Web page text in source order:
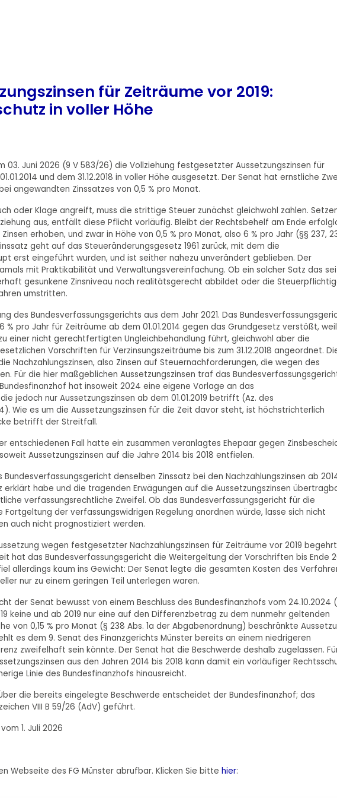
für Zeiträume vor 2019:
in voller Höhe
03. Juni 2026 (9 V 583/26) die Vollziehung festgesetzter Aussetzungszinsen für
und dem 31.12.2018 in voller Höhe ausgesetzt. Der Senat hat ernstliche
angewandten Zinssatzes von 0,5 % pro Monat.
oder Klage angreift, muss die strittige Steuer zunächst gleichwohl zahlen.
aus, entfällt diese Pflicht vorläufig. Bleibt der Rechtsbehelf am Ende
erhoben, und zwar in Höhe von 0,5 % pro Monat, also 6 % pro Jahr (§§ 237,
geht auf das Steueränderungsgesetz 1961 zurück, mit dem die
erst eingeführt wurden, und ist seither nahezu unverändert geblieben. Der
mit Praktikabilität und Verwaltungsvereinfachung. Ob ein solcher Satz das
gesunkene Zinsniveau noch realitätsgerecht abbildet oder die
umstritten.
des Bundesverfassungsgerichts aus dem Jahr 2021. Das
pro Jahr für Zeiträume ab dem 01.01.2014 gegen das Grundgesetz verstößt,
einer nicht gerechtfertigten Ungleichbehandlung führt, gleichwohl aber die
Vorschriften für Verzinsungszeiträume bis zum 31.12.2018 angeordnet.
Nachzahlungszinsen, also Zinsen auf Steuernachforderungen, die wegen des
Für die hier maßgeblichen Aussetzungszinsen traf das
hat insoweit 2024 eine eigene Vorlage an das
jedoch nur Aussetzungszinsen ab dem 01.01.2019 betrifft (Az. des
Wie es um die Aussetzungszinsen für die Zeit davor steht, ist höchstrichterlich
betrifft der Streitfall.
entschiedenen Fall hatte ein zusammen veranlagtes Ehepaar gegen
Aussetzungszinsen auf die Jahre 2014 bis 2018 entfielen.
denselben Zinssatz bei den Nachzahlungszinsen ab
habe und die tragenden Erwägungen auf die Aussetzungszinsen
verfassungsrechtliche Zweifel. Ob das Bundesverfassungsgericht für die
Fortgeltung der verfassungswidrigen Regelung anordnen würde, lasse sich nicht
auch nicht prognostiziert werden.
wegen festgesetzter Nachzahlungszinsen für Zeiträume vor 2019
hat das Bundesverfassungsgericht die Weitergeltung der Vorschriften bis Ende
allerdings kaum ins Gewicht: Der Senat legte die gesamten Kosten des
nur zu einem geringen Teil unterlegen waren.
der Senat bewusst von einem Beschluss des Bundesfinanzhofs vom 24.10.2024
keine und ab 2019 nur eine auf den Differenzbetrag zu dem nunmehr geltenden
von 0,15 % pro Monat (§ 238 Abs. 1a der Abgabenordnung) beschränkte
es dem 9. Senat des Finanzgerichts Münster bereits an einem niedrigeren
zweifelhaft sein könnte. Der Senat hat die Beschwerde deshalb zugelassen.
aus den Jahren 2014 bis 2018 kann damit ein vorläufiger
Linie des Bundesfinanzhofs hinausreicht.
die bereits eingelegte Beschwerde entscheidet der Bundesfinanzhof; das
VIII B 59/26 (AdV) geführt.
1. Juli 2026
Webseite des FG Münster abrufbar. Klicken Sie bitte hier: